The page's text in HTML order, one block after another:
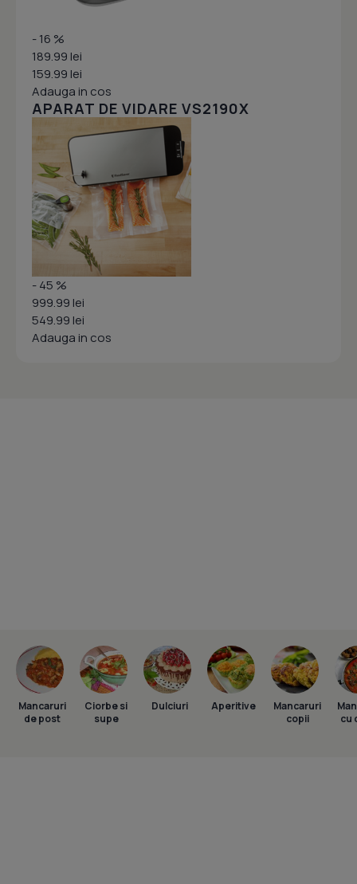
- 16 %
189.99 lei
159.99 lei
Adauga in cos
APARAT DE VIDARE VS2190X
- 45 %
999.99 lei
549.99 lei
Adauga in cos
Mancaruri
de post
Ciorbe si
supe
Dulciuri Aperitive
Mancaruri
copii
cu